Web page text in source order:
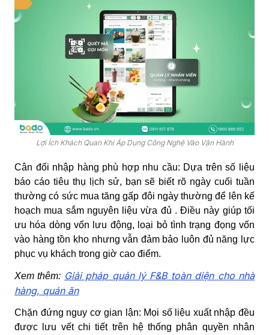
Lợi Ích Khách Quan Khi Áp Dụng Công Nghệ Vào Vận Hành
Cân đối nhập hàng phù hợp nhu cầu: Dựa trên số liệu
báo cáo tiêu thụ lịch sử, bạn sẽ biết rõ ngày cuối tuần
thường có sức mua tăng gấp đôi ngày thường để lên kế
hoạch mua sắm nguyên liệu vừa đủ . Điều này giúp tối
ưu hóa dòng vốn lưu động, loại bỏ tình trạng đọng vốn
vào hàng tồn kho nhưng vẫn đảm bảo luôn đủ năng lực
phục vụ khách trong giờ cao điểm.
Xem thêm: Giải pháp quản lý F&B toàn diện cho nhà
hàng, quán ăn
Chặn đứng nguy cơ gian lận: Mọi số liệu xuất nhập đều
được lưu vết chi tiết trên hệ thống phân quyền nhân